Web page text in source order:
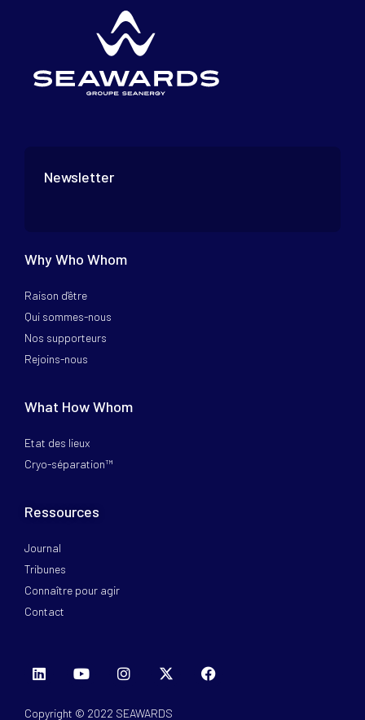
Newsletter
Why Who Whom
Raison d'être
Qui sommes-nous
Nos supporteurs
Rejoins-nous
What How Whom
Etat des lieux
Cryo-séparation™
Ressources
Journal
Tribunes
Connaître pour agir
Contact
Copyright © 2022 SEAWARDS